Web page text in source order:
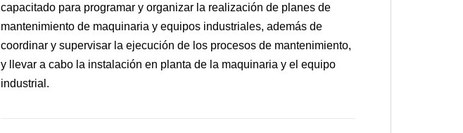
capacitado para programar y organizar la realización de planes de
mantenimiento de maquinaria y equipos industriales, además de
coordinar y supervisar la ejecución de los procesos de mantenimiento,
y llevar a cabo la instalación en planta de la maquinaria y el equipo
industrial.